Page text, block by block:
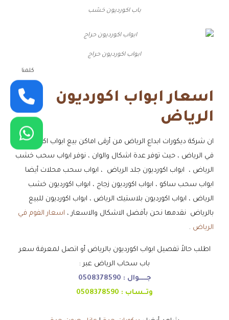
باب اكورديون خشب
ابواب اكورديون حراج
اسعار ابواب اكورديون
الرياض
ان شركة ديكورات ابداع الرياض من أرقى اماكن بيع ابواب اكورديون
في الرياض ، حيث توفر عدة اشكال والوان ، نوفر ابواب سحب خشب
الرياض ، ابواب اكورديون جلد الرياض ، ابواب سحب محلات أيضا
ابواب سحب ساكو ، ابواب اكورديون زجاج ، ابواب اكورديون خشب
الرياض ، ابواب اكورديون بلاستيك الرياض ، ابواب اكورديون للبيع
بالرياض نقدمها نحن بأفضل الاشكال والاسعار ، اسعار الفوم في
الرياض .
اطلب حالاً تفصيل ابواب اكورديون بالرياض أو اتصل لمعرفة سعر
باب سحاب الرياض عبر :
جـــــوال : 0508378590
وتــساب : 0508378590
كلمنا